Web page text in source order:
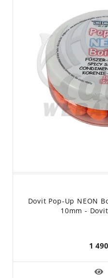
Dovit Pop-Up NEON
10mm -
1